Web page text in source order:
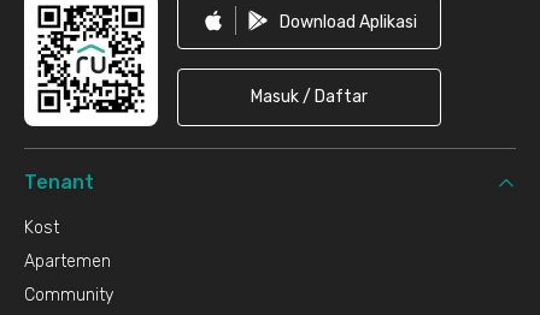
Download Aplikasi
Masuk / Daftar
Tenant
Kost
Apartemen
Community